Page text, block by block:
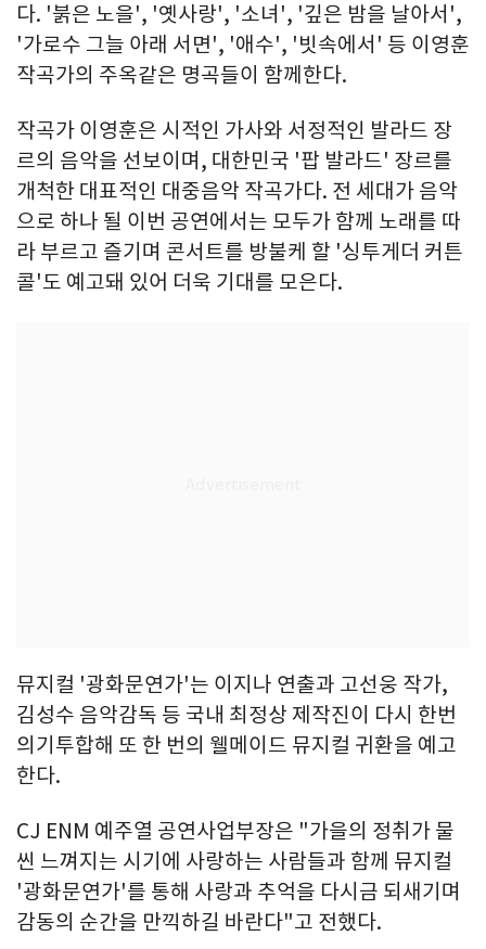
다. '붉은 노을', '옛사랑', '소녀', '깊은 밤을 날아서',
'가로수 그늘 아래 서면', '애수', '빗속에서' 등 이영훈
작곡가의 주옥같은 명곡들이 함께한다.
작곡가 이영훈은 시적인 가사와 서정적인 발라드 장
르의 음악을 선보이며, 대한민국 '팝 발라드' 장르를
개척한 대표적인 대중음악 작곡가다. 전 세대가 음악
으로 하나 될 이번 공연에서는 모두가 함께 노래를 따
라 부르고 즐기며 콘서트를 방불케 할 '싱투게더 커튼
콜'도 예고돼 있어 더욱 기대를 모은다.
뮤지컬 '광화문연가'는 이지나 연출과 고선웅 작가,
김성수 음악감독 등 국내 최정상 제작진이 다시 한번
의기투합해 또 한 번의 웰메이드 뮤지컬 귀환을 예고
한다.
CJ ENM 예주열 공연사업부장은 "가을의 정취가 물
씬 느껴지는 시기에 사랑하는 사람들과 함께 뮤지컬
'광화문연가'를 통해 사랑과 추억을 다시금 되새기며
감동의 순간을 만끽하길 바란다"고 전했다.